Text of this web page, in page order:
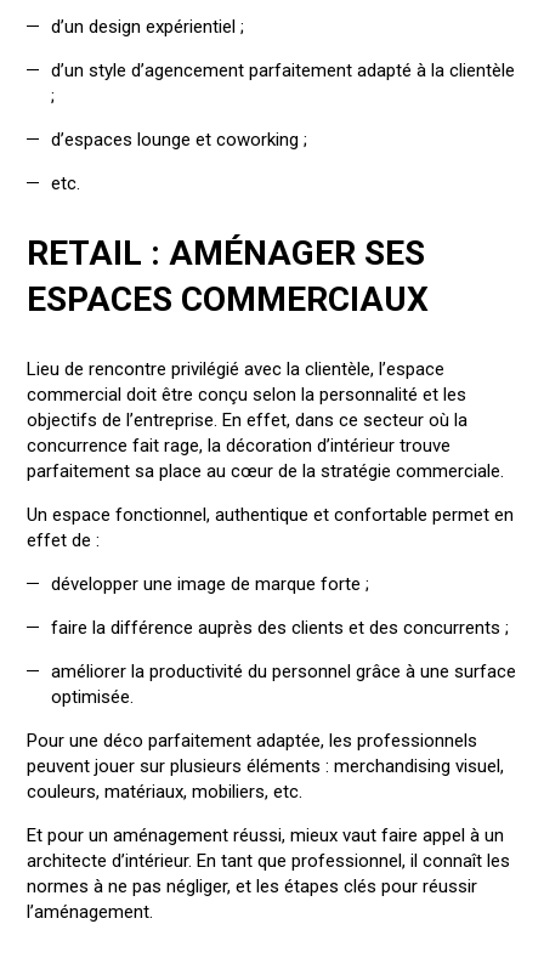
d’un design expérientiel ;
d’un style d’agencement parfaitement adapté à la clientèle
;
d’espaces lounge et coworking ;
etc.
RETAIL : AMÉNAGER SES
ESPACES COMMERCIAUX
Lieu de rencontre privilégié avec la clientèle, l’espace
commercial doit être conçu selon la personnalité et les
objectifs de l’entreprise. En effet, dans ce secteur où la
concurrence fait rage, la décoration d’intérieur trouve
parfaitement sa place au cœur de la stratégie commerciale.
Un espace fonctionnel, authentique et confortable permet en
effet de :
développer une image de marque forte ;
faire la différence auprès des clients et des concurrents ;
améliorer la productivité du personnel grâce à une surface
optimisée.
Pour une déco parfaitement adaptée, les professionnels
peuvent jouer sur plusieurs éléments : merchandising visuel,
couleurs, matériaux, mobiliers, etc.
Et pour un aménagement réussi, mieux vaut faire appel à un
architecte d’intérieur. En tant que professionnel, il connaît les
normes à ne pas négliger, et les étapes clés pour réussir
l’aménagement.